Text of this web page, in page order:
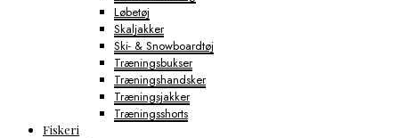
Løbetøj
Skaljakker
Ski- & Snowboardtøj
Træningsbukser
Træningshandsker
Træningsjakker
Træningsshorts
Fiskeri